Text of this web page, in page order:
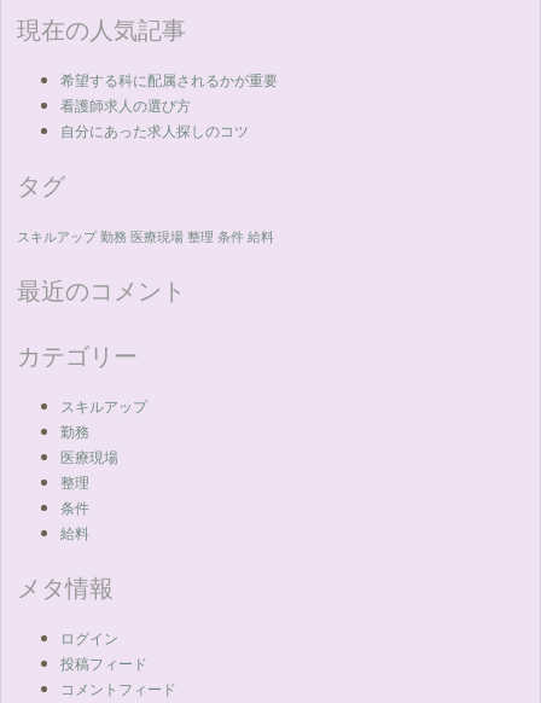
現在の人気記事
希望する科に配属されるかが重要
看護師求人の選び方
自分にあった求人探しのコツ
タグ
スキルアップ 勤務 医療現場 整理 条件 給料
最近のコメント
カテゴリー
スキルアップ
勤務
医療現場
整理
条件
給料
メタ情報
ログイン
投稿フィード
コメントフィード